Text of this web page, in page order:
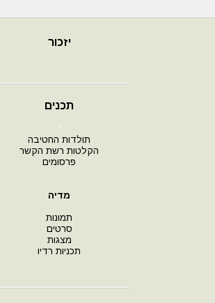
יזכור
תכנים
י
תולדות החטיבה
הקלטות רשת הקשר
פרסומים
מדיה
תמונות
סרטים
מצגות
תכניות רדיו